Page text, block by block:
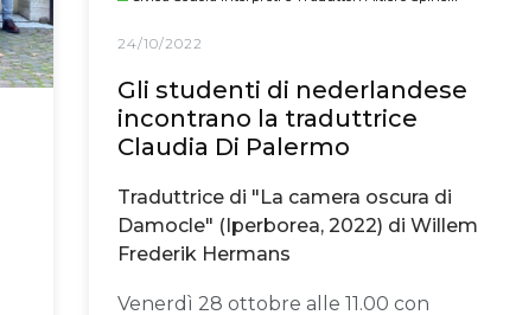
24/10/2022
Gli studenti di nederlandese
incontrano la traduttrice
Claudia Di Palermo
Traduttrice di "La camera oscura di
Damocle" (Iperborea, 2022) di Willem
Frederik Hermans
Venerdì 28 ottobre alle 11.00 con